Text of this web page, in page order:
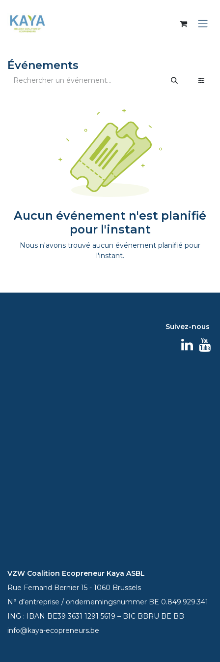
Événements
Aucun événement n'est planifié
pour l'instant
Nous n'avons trouvé aucun événement planifié pour
l'instant.
Suivez-nous
VZW Coalition Ecopreneur Kaya ASBL
Rue Fernand Bernier 15 - 1060 Brussels
N° d’entreprise / ondernemingsnummer BE 0.849.929.341
ING : IBAN BE393631 1291 5619 – BIC BBRU BE BB
info@kaya-ecopreneurs.be